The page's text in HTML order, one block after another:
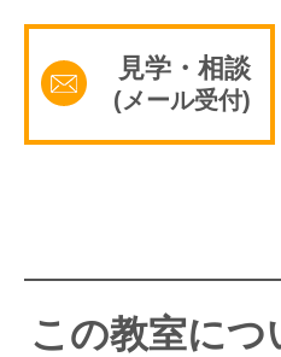
見学・相談
(メール受付)
この教室につ